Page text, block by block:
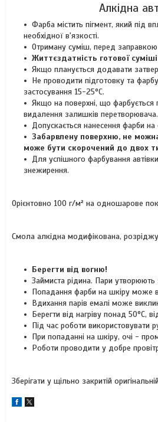
Алкідна
Фарба містить пігмент, який під
необхідної в'язкості.
Отриману суміш, перед
Життєздатність готової
Якщо планується додавати
Не проводити підготовку та
застосування 15-25°C.
Якщо на поверхні, що фарбується
видалення залишків
Допускається нанесення фарби на
Забарвлену поверхню, не
може бути скорочений до двох
Для успішного фарбування
знежирення.
Орієнтовно 100 г/м² на одношарове
Смола алкідна модифікована,
Берегти від вогню!
Займиста рідина. Пари утворюють
Попадання фарби на шкіру може
Вдихання парів емалі може
Берегти від нагріву понад 50°C,
Під час роботи використовувати
При попаданні на шкіру, очі -
Роботи проводити у добре
Зберігати у щільно закритій